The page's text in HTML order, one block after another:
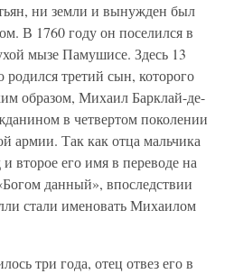
ни земли и вынужден был
В 1760 году он поселился в
мызе Памушисе. Здесь 13
родился третий сын, которого
образом, Михаил Барклай-де-
в четвертом поколении
армии. Так как отца мальчика
второе его имя в переводе на
данный», впоследствии
стали именовать Михаилом
три года, отец отвез его в